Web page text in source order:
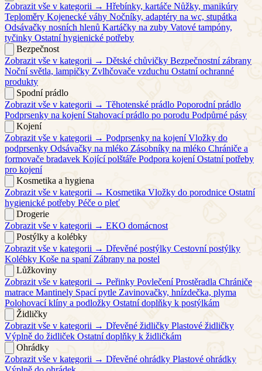
Zobrazit vše v kategorii → Hřebínky, kartáče Nůžky, manikúry
Teploměry Kojenecké váhy Nočníky, adaptéry na wc, stupátka
Odsávačky nosních hlenů Kartáčky na zuby Vatové tampóny,
tyčinky Ostatní hygienické potřeby
Bezpečnost
Zobrazit vše v kategorii → Dětské chůvičky Bezpečnostní zábrany
Noční světla, lampičky Zvlhčovače vzduchu Ostatní ochranné
produkty
Spodní prádlo
Zobrazit vše v kategorii → Těhotenské prádlo Poporodní prádlo
Podprsenky na kojení Stahovací prádlo po porodu Podpůrné pásy
Kojení
Zobrazit vše v kategorii → Podprsenky na kojení Vložky do
podprsenky Odsávačky na mléko Zásobníky na mléko Chrániče a
formovače bradavek Kojící polštáře Podpora kojení Ostatní potřeby
pro kojení
Kosmetika a hygiena
Zobrazit vše v kategorii → Kosmetika Vložky do porodnice Ostatní
hygienické potřeby Péče o pleť
Drogerie
Zobrazit vše v kategorii → EKO domácnost
Postýlky a kolébky
Zobrazit vše v kategorii → Dřevěné postýlky Cestovní postýlky
Kolébky Koše na spaní Zábrany na postel
Lůžkoviny
Zobrazit vše v kategorii → Peřinky Povlečení Prostěradla Chrániče
matrace Mantinely Spací pytle Zavinovačky, hnízdečka, plyma
Polohovací klíny a podložky Ostatní doplňky k postýlkám
Židličky
Zobrazit vše v kategorii → Dřevěné židličky Plastové židličky
Výplně do židliček Ostatní doplňky k židličkám
Ohrádky
Zobrazit vše v kategorii → Dřevěné ohrádky Plastové ohrádky